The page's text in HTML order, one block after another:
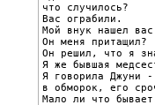
что случилось?
Вас ограбили.
Мой внук нашел
Он меня притащил?
Он решил, что я
Я же бывшая
Я говорила Джуни
в обморок, его
Мало ли что